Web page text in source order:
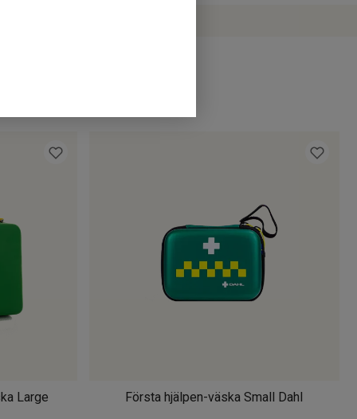
Large Första hjälpen-väska Small Dahl